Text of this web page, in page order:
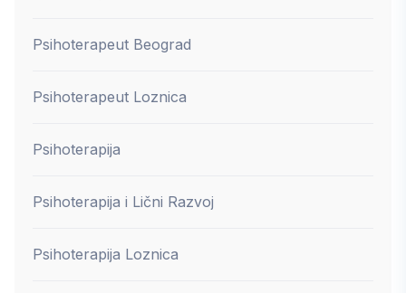
Psihoterapeut Beograd
Psihoterapeut Loznica
Psihoterapija
Psihoterapija i Lični Razvoj
Psihoterapija Loznica